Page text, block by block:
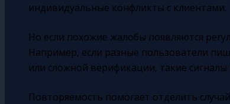
индивидуальные конфликты с клиентами.
Но если похожие жалобы появляются
Например, если разные пользователи
или сложной верификации, такие
Повторяемость помогает отделить